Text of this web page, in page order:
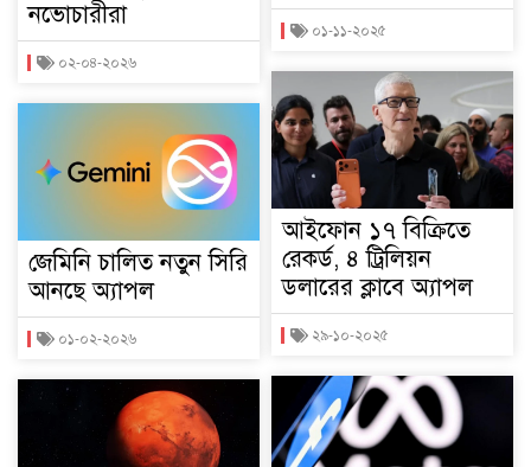
নভোচারীরা
০২-০৪-২০২৬
জেমিনি চালিত নতুন সিরি
আনছে অ্যাপল
০১-০২-২০২৬
০১-১১-২০২৫
আইফোন ১৭ বিক্রিতে
রেকর্ড, ৪ ট্রিলিয়ন
ডলারের ক্লাবে অ্যাপল
২৯-১০-২০২৫